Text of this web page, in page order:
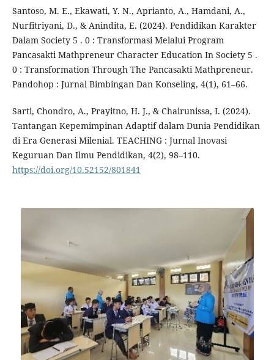
Santoso, M. E., Ekawati, Y. N., Aprianto, A., Hamdani, A.,
Nurfitriyani, D., & Anindita, E. (2024). Pendidikan Karakter
Dalam Society 5 . 0 : Transformasi Melalui Program
Pancasakti Mathpreneur Character Education In Society 5 .
0 : Transformation Through The Pancasakti Mathpreneur.
Pandohop : Jurnal Bimbingan Dan Konseling, 4(1), 61–66.
Sarti, Chondro, A., Prayitno, H. J., & Chairunissa, I. (2024).
Tantangan Kepemimpinan Adaptif dalam Dunia Pendidikan
di Era Generasi Milenial. TEACHING : Jurnal Inovasi
Keguruan Dan Ilmu Pendidikan, 4(2), 98–110.
https://doi.org/10.52152/801841